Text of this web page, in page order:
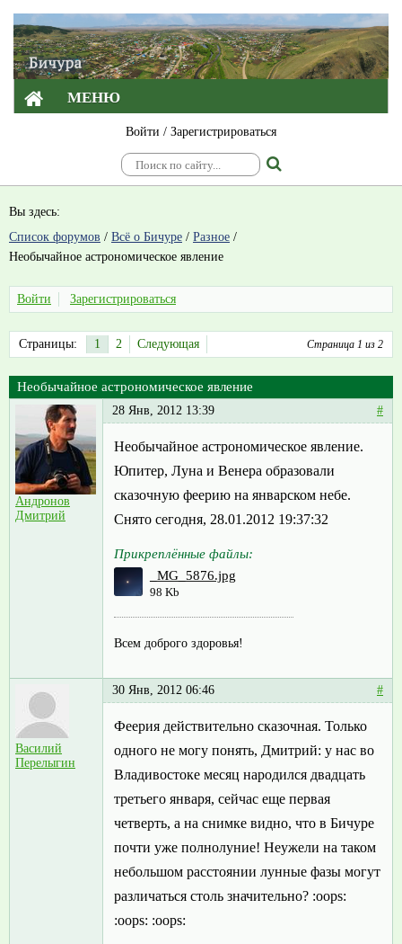
МЕНЮ
Войти / Зарегистрироваться
Вы здесь:
Список форумов / Всё о Бичуре / Разное /
Необычайное астрономическое явление
Войти Зарегистрироваться
Страница 1 из 2
Страницы: 1 2 Следующая
Необычайное астрономическое явление
Андронов
Дмитрий
28 Янв, 2012 13:39 #
Необычайное астрономическое явление.
Юпитер, Луна и Венера образовали
сказочную феерию на январском небе.
Снято сегодня, 28.01.2012 19:37:32
Прикреплённые файлы:
_MG_5876.jpg
98 Kb
Всем доброго здоровья!
Василий
Перелыгин
30 Янв, 2012 06:46 #
Феерия действительно сказочная. Только
одного не могу понять, Дмитрий: у нас во
Владивостоке месяц народился двадцать
третьего января, сейчас еще первая
четверть, а на снимке видно, что в Бичуре
почти уже полнолуние! Неужели на таком
небольшом расстоянии лунные фазы могут
различаться столь значительно? :oops:
:oops: :oops: